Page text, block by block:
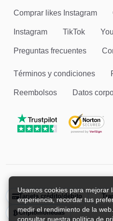
Usamos cookies para mejorar
experiencia, recordar tus
medir el rendimiento de la
consultar nuestra política de
Comprar likes Instagram
Instagram TikTok
Preguntas frecuentes
Términos y condiciones
Reembolsos Datos
Tarjeta crédito/débito
Criptomonedas